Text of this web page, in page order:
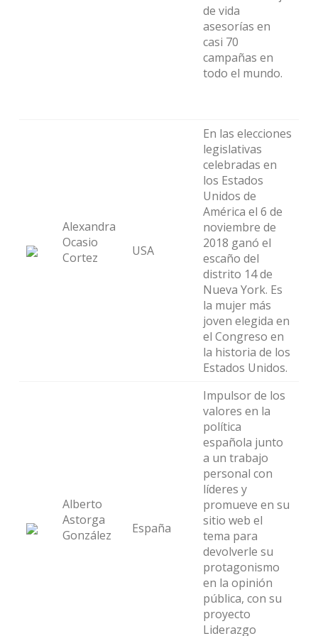
de vida
asesorías en
casi 70
campañas en
todo el mundo.
Alexandra
Ocasio
Cortez
USA
En las elecciones
legislativas
celebradas en
los Estados
Unidos de
América el 6 de
noviembre de
2018 ganó el
escaño del
distrito 14 de
Nueva York. Es
la mujer más
joven elegida en
el Congreso en
la historia de los
Estados Unidos.
Alberto
Astorga
González
España
Impulsor de los
valores en la
política
española junto
a un trabajo
personal con
líderes y
promueve en su
sitio web el
tema para
devolverle su
protagonismo
en la opinión
pública, con su
proyecto
Liderazgo